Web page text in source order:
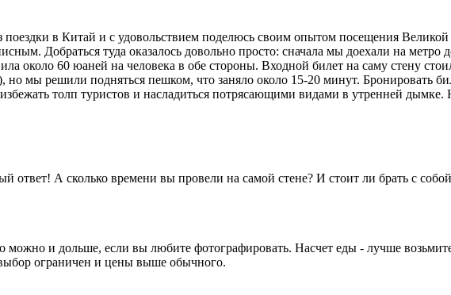
в Китай и с удовольствием поделюсь своим опытом посещения
Добраться туда оказалось довольно просто: сначала мы доехали на метро
около 60 юаней на человека в обе стороны. Входной билет на саму стену
мы решили подняться пешком, что заняло около 15-20 минут. Бронировать
толп туристов и насладиться потрясающими видами в утренней дымке.
ответ! А сколько времени вы провели на самой стене? И стоит ли брать с
и дольше, если вы любите фотографировать. Насчет еды - лучше
ограничен и цены выше обычного.